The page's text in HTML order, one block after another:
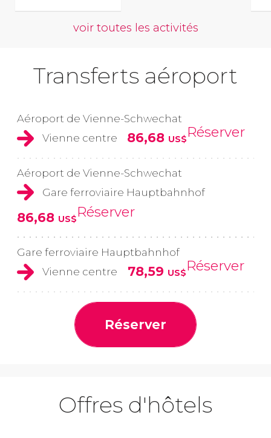
voir toutes les activités
Transferts aéroport
Aéroport de Vienne-Schwechat
Vienne centre
86,68 US$Réserver
Aéroport de Vienne-Schwechat
Gare ferroviaire Hauptbahnhof
86,68 US$Réserver
Gare ferroviaire Hauptbahnhof
Vienne centre
78,59 US$Réserver
Réserver
Offres d'hôtels